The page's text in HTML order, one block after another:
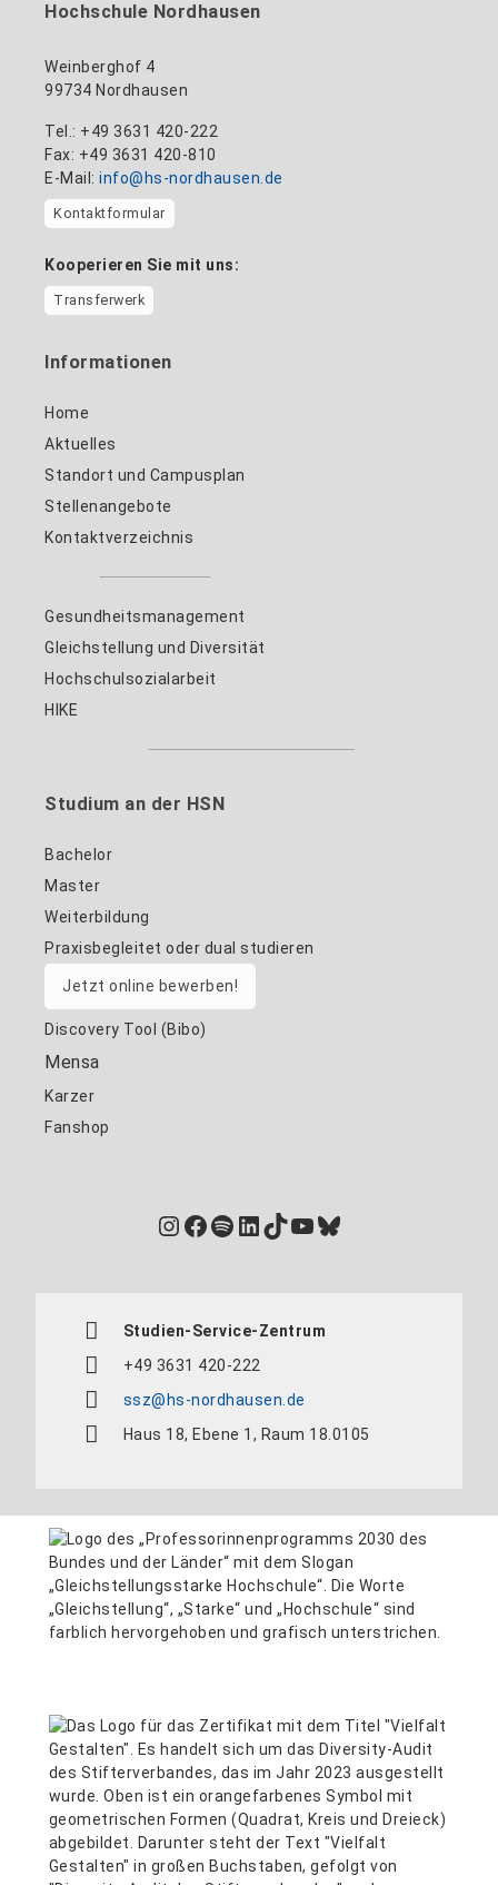
Hochschule Nordhausen
Weinberghof 4
99734 Nordhausen
Tel.: +49 3631 420-222
Fax: +49 3631 420-810
E-Mail: info@hs-nordhausen.de
Kontaktformular
Kooperieren Sie mit uns:
Transferwerk
Informationen
Home
Aktuelles
Standort und Campusplan
Stellenangebote
Kontaktverzeichnis
Gesundheitsmanagement
Gleichstellung und Diversität
Hochschulsozialarbeit
HIKE
Studium an der HSN
Bachelor
Master
Weiterbildung
Praxisbegleitet oder dual studieren
Jetzt online bewerben!
Discovery Tool (Bibo)
Mensa
Karzer
Fanshop
Instagram
Facebook
Spotify
LinkedIn
TikTok
YouTube
Bluesky
Studien-Service-Zentrum
+49 3631 420-222
ssz@hs-nordhausen.de
Haus 18, Ebene 1, Raum 18.0105